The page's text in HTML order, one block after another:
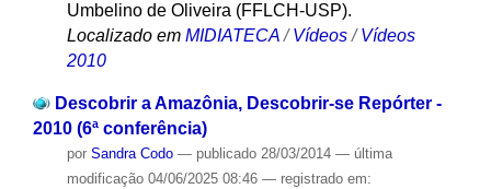
Umbelino de Oliveira (FFLCH-USP).
Localizado em MIDIATECA /Vídeos /Vídeos
2010
Descobrir a Amazônia, Descobrir-se Repórter -
2010 (6ª conferência)
por Sandra Codo — publicado28/03/2014 — última
modificação04/06/2025 08:46 — registrado em: